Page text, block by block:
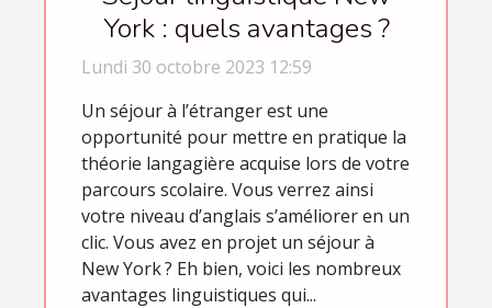
York : quels avantages ?
Lundi 30 octobre 2023 12:59
Un séjour à l’étranger est une
opportunité pour mettre en pratique la
théorie langagière acquise lors de votre
parcours scolaire. Vous verrez ainsi
votre niveau d’anglais s’améliorer en un
clic. Vous avez en projet un séjour à
New York ? Eh bien, voici les nombreux
avantages linguistiques qui...